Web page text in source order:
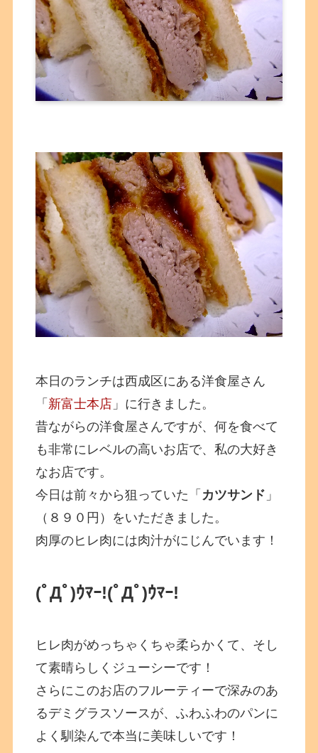
本日のランチは西成区にある洋食屋さん
「 新富士本店 」に行きました。
昔ながらの洋食屋さんですが、何を食べて
も非常にレベルの高いお店で、私の大好き
なお店です。
今日は前々から狙っていた「 カツサンド 」
（８９０円）をいただきました。
肉厚のヒレ肉には肉汁がにじんでいます！
(ﾟДﾟ)ｳﾏｰ!(ﾟДﾟ)ｳﾏｰ!
ヒレ肉がめっちゃくちゃ柔らかくて、そし
て素晴らしくジューシーです！
さらにこのお店のフルーティーで深みのあ
るデミグラスソースが、ふわふわのパンに
よく馴染んで本当に美味しいです！